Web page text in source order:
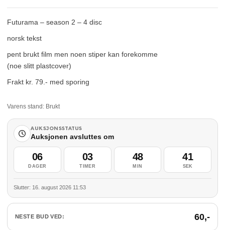
Futurama – season 2 – 4 disc
norsk tekst
pent brukt film men noen stiper kan forekomme
(noe slitt plastcover)
Frakt kr. 79.- med sporing
Varens stand: Brukt
AUKSJONSSTATUS
Auksjonen avsluttes om
06
DAGER
03
TIMER
48
MIN
40
SEK
Slutter: 16. august 2026 11:53
NESTE BUD VED: 60,-